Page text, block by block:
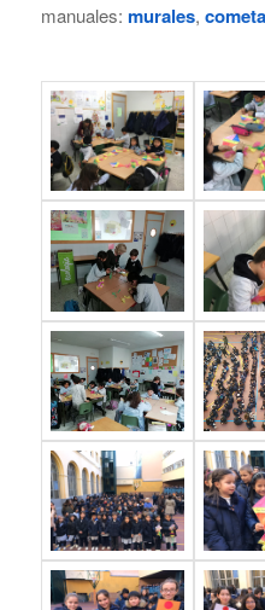
manuales: murales,